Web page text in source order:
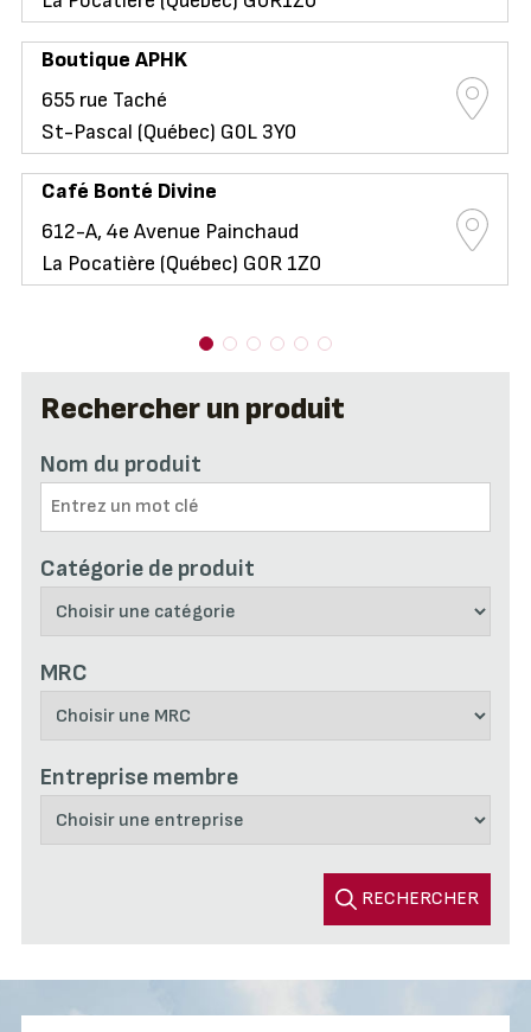
Rechercher un produit
Nom du produit
Catégorie de produit
MRC
Entreprise membre
RECHERCHER
Boutique APHK
655 rue Taché
St-Pascal (Québec) G0L 3Y0
Café Bonté Divine
612-A, 4e Avenue Painchaud
La Pocatière (Québec) G0R 1Z0